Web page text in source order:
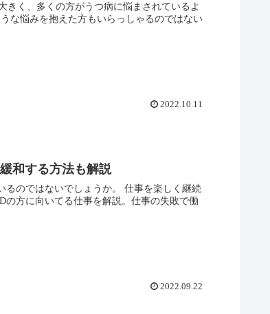
きく、多くの方がうつ病に悩まされているよ
な悩みを抱えた方もいらっしゃるのではない
2022.10.11
和する方法も解説
るのではないでしょうか。 仕事を楽しく継続
方に向いてる仕事を解説。仕事の失敗で働
2022.09.22